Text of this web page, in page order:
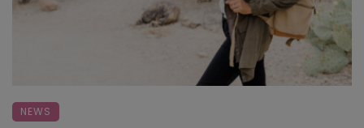
NEWS